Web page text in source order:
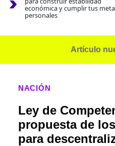
económica y cumplir tus
personales
Artículo
NACIÓN
Ley de
propuesta de
para